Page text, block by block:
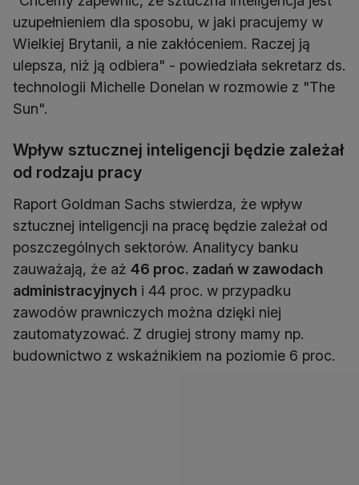
uzupełnieniem dla sposobu, w jaki pracujemy w
Wielkiej Brytanii, a nie zakłóceniem. Raczej ją
ulepsza, niż ją odbiera" - powiedziała sekretarz ds.
technologii Michelle Donelan w rozmowie z "The
Sun".
Wpływ sztucznej inteligencji będzie zależał
od rodzaju pracy
Raport Goldman Sachs stwierdza, że wpływ
sztucznej inteligencji na pracę będzie zależał od
poszczególnych sektorów. Analitycy banku
zauważają, że aż 46 proc. zadań w zawodach
administracyjnych i 44 proc. w przypadku
zawodów prawniczych można dzięki niej
zautomatyzować. Z drugiej strony mamy np.
budownictwo z wskaźnikiem na poziomie 6 proc.